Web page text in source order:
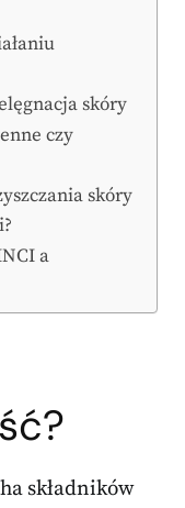
skóry
czy
skóry
a
składników